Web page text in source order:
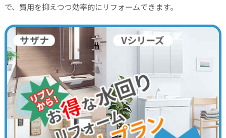
で、費用を抑えつつ効率的にリフォームできます。